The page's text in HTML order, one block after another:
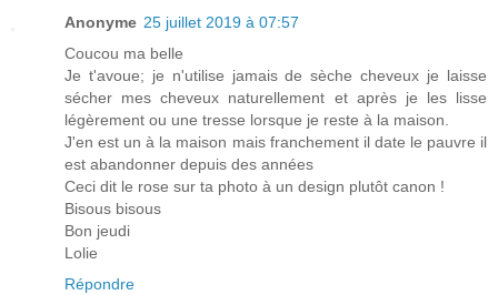
Anonyme 25 juillet 2019 à 07:57
Coucou ma belle
Je t'avoue; je n'utilise jamais de sèche cheveux je laisse
sécher mes cheveux naturellement et après je les lisse
légèrement ou une tresse lorsque je reste à la maison.
J'en est un à la maison mais franchement il date le pauvre il
est abandonner depuis des années
Ceci dit le rose sur ta photo à un design plutôt canon !
Bisous bisous
Bon jeudi
Lolie
Répondre